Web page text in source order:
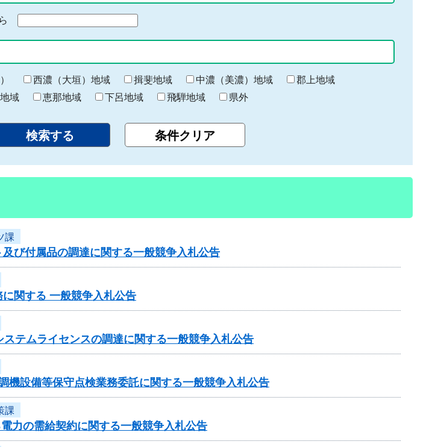
終
わ
り
西濃（大垣）地域 揖斐地域 中濃（美濃）地域
郡上地域
域 恵那地域 下呂地域 飛騨地域 県外
課
び付属品の調達に関する一般競争入札公告
関する 一般競争入札公告
テムライセンスの調達に関する一般競争入札公告
設備等保守点検業務委託に関する一般競争入札公告
課
力の需給契約に関する一般競争入札公告